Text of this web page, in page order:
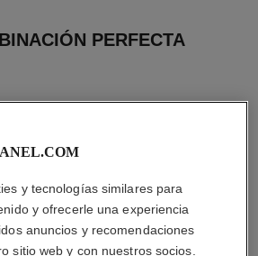
PERFECTA
y tecnologías similares para
y ofrecerle una experiencia
anuncios y recomendaciones
sitio web y con nuestros socios.